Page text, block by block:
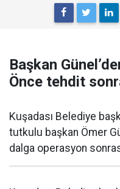
Başkan
Önce tehdit
Kuşadası Belediye
tutkulu başkan Ömer
dalga operasyon